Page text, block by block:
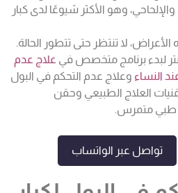
وهو الأكثر شيوعًا لدى كبار
لا تنتظر حتى تتطور الحالة.
لبدء برنامج متخصص في علاج عدم
النساء وعلاج عدم التحكم في البول
العلاج الطبيعي وحقن
طبي متمرس.
تواصل عبر الواتساب